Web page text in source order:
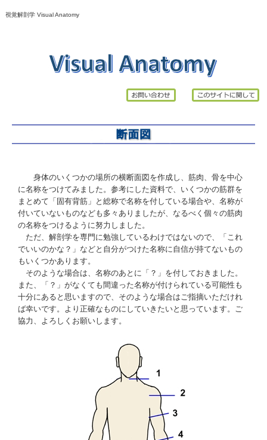
視覚解剖学 Visual Anatomy
身体のいくつかの場所の横断面図を作成し、筋肉、骨を中心
に名称をつけてみました。参考にした資料で、いくつかの筋群を
まとめて「固有背筋」と総称で名称を付している場合や、名称が
付いていないものなども多々ありましたが、なるべく個々の筋肉
の名称をつけるように努力しました。
ただ、解剖学を専門に勉強しているわけではないので、「これ
でいいのかな？」などと自分がつけた名称に自信が持てないもの
もいくつかあります。
そのような場合は、名称のあとに「？」を付しておきました。
また、「？」がなくても間違った名称が付けられている可能性も
十分にあると思いますので、そのような場合はご指摘いただけれ
ば幸いです。より正確なものにしていきたいと思っています。ご
協力、よろしくお願いします。